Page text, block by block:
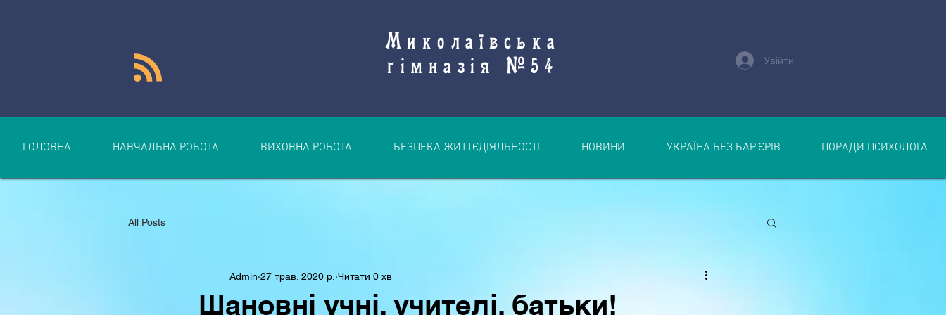
Миколаївська
гімназія №54
Увійти
ГОЛОВНА НАВЧАЛЬНА РОБОТА ВИХОВНА РОБОТА БЕЗПЕКА ЖИТТЄДІЯЛЬНОСТІ НОВИНИ УКРАЇНА БЕЗ БАР’ЄРІВ ПОРАДИ ПСИХОЛОГА
All Posts
Шановні учні, учителі, батьки!
Admin 27 трав. 2020 р. Читати 0 хв